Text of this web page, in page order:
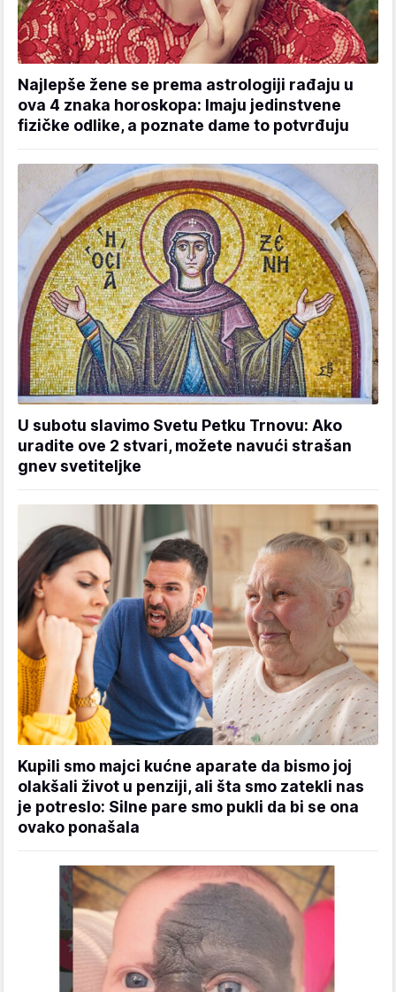
Najlepše žene se prema astrologiji rađaju u
ova 4 znaka horoskopa: Imaju jedinstvene
fizičke odlike, a poznate dame to potvrđuju
U subotu slavimo Svetu Petku Trnovu: Ako
uradite ove 2 stvari, možete navući strašan
gnev svetiteljke
Kupili smo majci kućne aparate da bismo joj
olakšali život u penziji, ali šta smo zatekli nas
je potreslo: Silne pare smo pukli da bi se ona
ovako ponašala